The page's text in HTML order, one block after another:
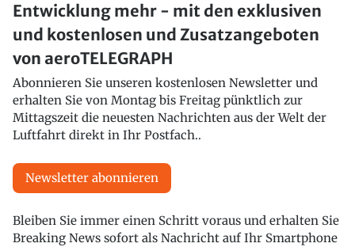
Entwicklung mehr - mit den exklusiven
und kostenlosen und Zusatzangeboten
von aeroTELEGRAPH
Abonnieren Sie unseren kostenlosen Newsletter und
erhalten Sie von Montag bis Freitag pünktlich zur
Mittagszeit die neuesten Nachrichten aus der Welt der
Luftfahrt direkt in Ihr Postfach..
Newsletter abonnieren
Bleiben Sie immer einen Schritt voraus und erhalten Sie
Breaking News sofort als Nachricht auf Ihr Smartphone